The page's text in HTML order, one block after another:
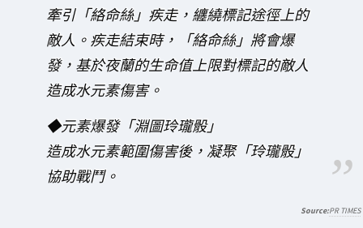
牽引「絡命絲」疾走，纏繞標記途徑上的
敵人。疾走結束時，「絡命絲」將會爆
發，基於夜蘭的生命值上限對標記的敵人
造成水元素傷害。
◆元素爆發「淵圖玲瓏骰」
造成水元素範圍傷害後，凝聚「玲瓏骰」
協助戰鬥。
PR TIMES